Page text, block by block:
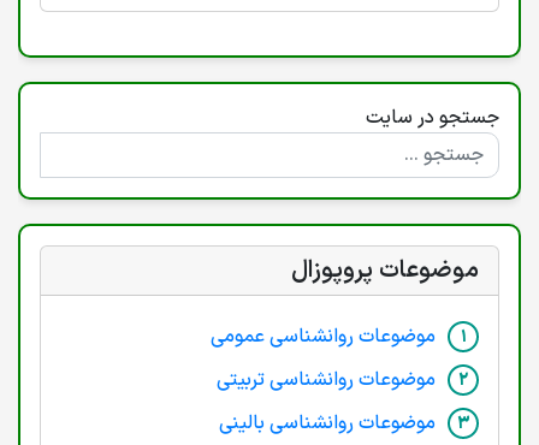
جستجو در سایت
موضوعات پروپوزال
موضوعات روانشناسی عمومی
موضوعات روانشناسی تربیتی
موضوعات روانشناسی بالینی